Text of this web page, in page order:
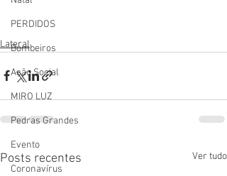
PERDIDOS
Bombeiros
Ação Social
MIRO LUZ
Pedras Grandes
Evento
Coronavírus
Lateral
Posts recentes Ver tudo